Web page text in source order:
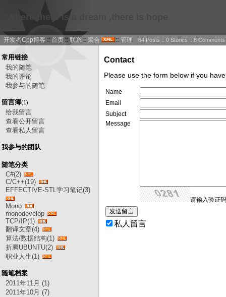
Where there is a dream ,there is hope
开发者Cpp博客 :: 首页 :: 联系 :: 聚合 :: 管理 64 Posts :: 0 Stories :: 8
常用链接
我的随笔
我的评论
我参与的随笔
留言簿(1)
给我留言
查看公开留言
查看私人留言
我参与的团队
随笔分类
C#(2)
C/C++(19)
EFFECTIVE-STL学习笔记(3)
Mono
monodevelop
TCP/IP(1)
翻译文章(4)
算法/数据结构(1)
折腾UBUNTU(2)
职业人生(1)
随笔档案
2011年11月 (1)
2011年10月 (7)
Contact
Please use the form below if you
Name
Email
Subject
Message
请输入验证
私人留言